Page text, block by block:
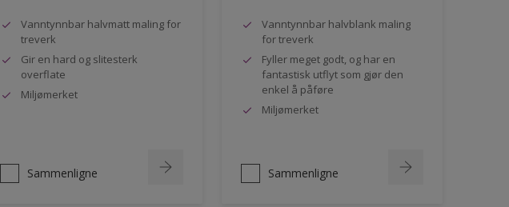
Vanntynnbar halvmatt maling for
treverk
Gir en hard og slitesterk
overflate
Miljømerket
Sammenligne
Vanntynnbar halvblank maling
for treverk
Fyller meget godt, og har en
fantastisk utflyt som gjør den
enkel å påføre
Miljømerket
Sammenligne